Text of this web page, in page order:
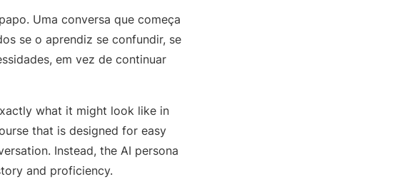
Uma conversa que começa
se o aprendiz se confundir, se
em vez de continuar
what it might look like in
that is designed for easy
Instead, the AI persona
and proficiency.